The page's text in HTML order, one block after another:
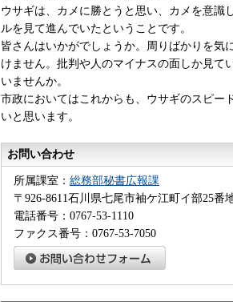
ウサギは、カメに勝とうと思い、カメを意識
ルを見て進んでいたということです。
皆さんはいかがでしょうか。周りばかりを気
けません。批判や人のマイナスの面しか見て
いませんか。
市政においてはこれからも、ウサギのスピー
いと思います。
お問い合わせ
所属課室： 総務部秘書広報課
〒926-8611石川県七尾市袖ケ江町イ部25番
電話番号：0767-53-1110
ファクス番号：0767-53-7050